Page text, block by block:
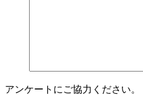
アンケートにご協力ください。